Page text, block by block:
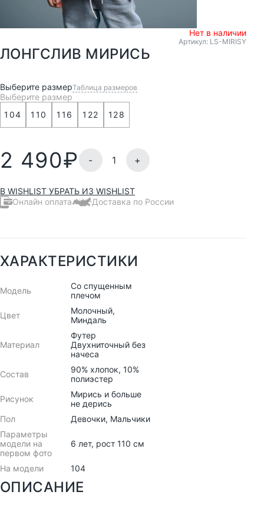
ЛОНГСЛИВ МИРИСЬ
Нет в наличии
Артикул: LS-MIRISY
Выберите размерТаблица размеров
Выберите размер
104
110 116 122 128
2 490₽ - +
В WISHLIST УБРАТЬ ИЗ WISHLIST
Онлайн оплата
Доставка по России
ХАРАКТЕРИСТИКИ
Модель
Со спущенным
плечом
Цвет
Молочный,
Миндаль
Материал
Футер
Двухниточный без
начеса
Состав
90% хлопок, 10%
полиэстер
Рисунок
Мирись и больше
не дерись
Пол
Девочки, Мальчики
Параметры
модели на
первом фото
6 лет, рост 110 см
На модели 104
ОПИСАНИЕ